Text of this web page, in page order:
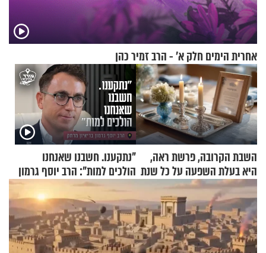
אחרית הימים חלק א’ - הרב זמיר כהן
השבת הקרובה, פרשת ראה,
היא בעלת השפעה על כל שנת
תשפ"ז
"נתקענו. חשבנו שאנחנו
הולכים למות": הרב יוסף גרמון
בריאיון מרתק